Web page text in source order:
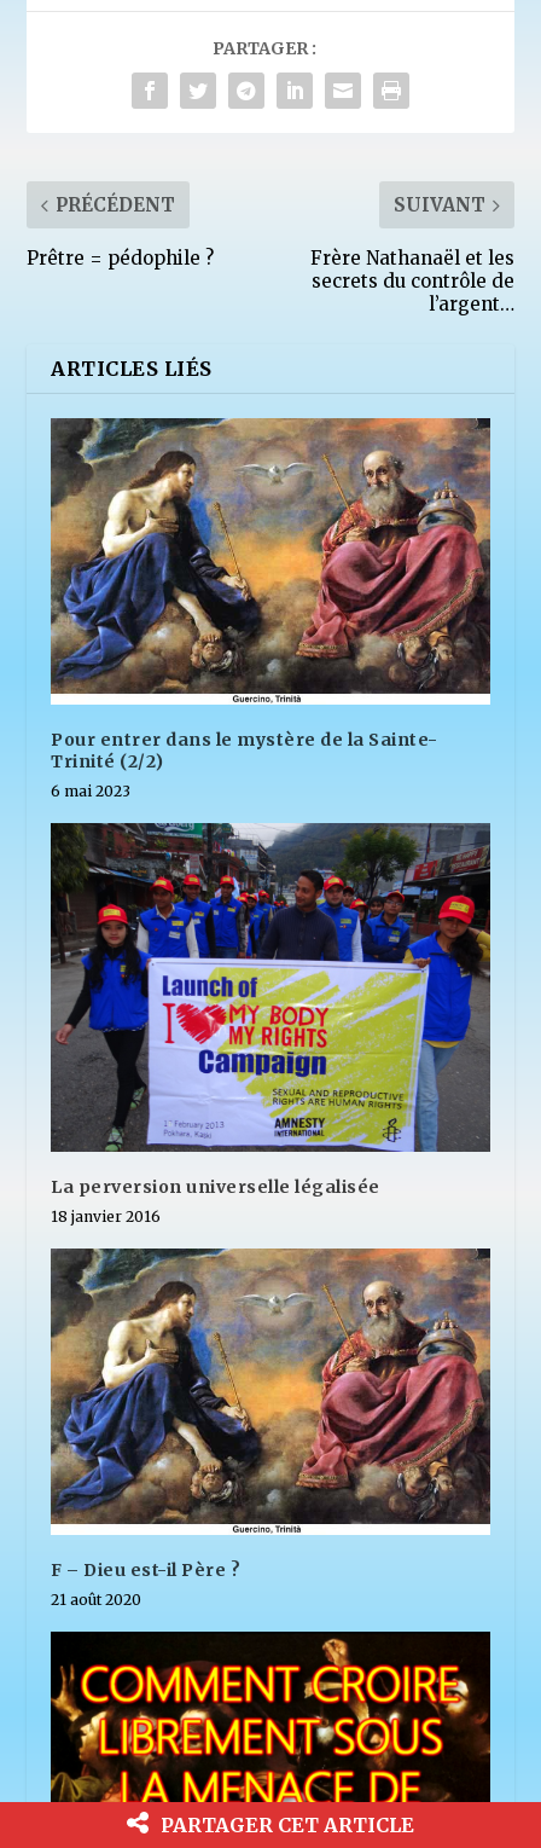
PARTAGER :
PRÉCÉDENT
Prêtre = pédophile ?
SUIVANT
Frère Nathanaël et les
secrets du contrôle de
l’argent…
ARTICLES LIÉS
Pour entrer dans le mystère de la Sainte-
Trinité (2/2)
6 mai 2023
La perversion universelle légalisée
18 janvier 2016
F – Dieu est-il Père ?
21 août 2020
PARTAGER CET ARTICLE